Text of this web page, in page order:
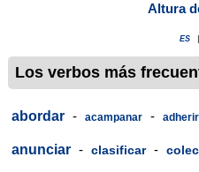
Altura
ES
Los verbos más
abordar - acampanar - adherir
anunciar - clasificar -